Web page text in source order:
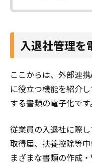
入退社管理を
ここからは、外部連
に役立つ機能を紹介
する書類の電子化です。
従業員の入退社に際
取得届、扶養控除等
まざまな書類の作成